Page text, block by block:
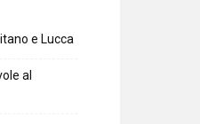
e Lucca
al